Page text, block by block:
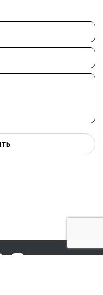
график-
в группу «Звено» и
преподавателем
района.